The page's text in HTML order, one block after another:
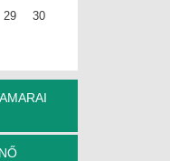
29
30